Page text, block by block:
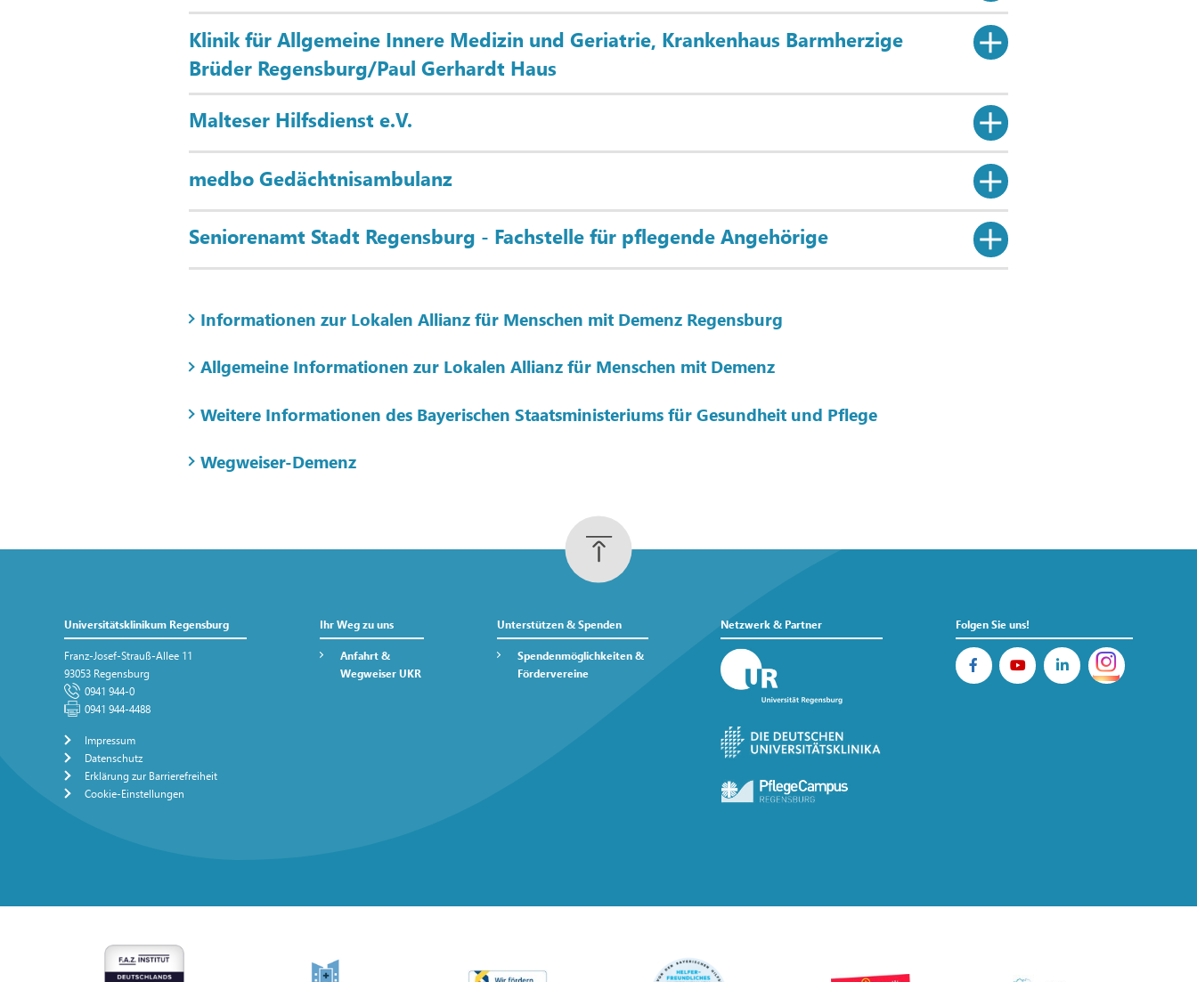
Klinik für Allgemeine Innere Medizin und Geriatrie, Krankenhaus Barmherzige
Brüder Regensburg/Paul Gerhardt Haus
Malteser Hilfsdienst e.V.
medbo Gedächtnisambulanz
Seniorenamt Stadt Regensburg - Fachstelle für pflegende Angehörige
Informationen zur Lokalen Allianz für Menschen mit Demenz Regensburg
Allgemeine Informationen zur Lokalen Allianz für Menschen mit Demenz
Weitere Informationen des Bayerischen Staatsministeriums für Gesundheit und Pflege
Wegweiser-Demenz
Universitätsklinikum Regensburg
Franz-Josef-Strauß-Allee 11
93053 Regensburg
0941 944-0
0941 944-4488
Impressum
Datenschutz
Erklärung zur Barrierefreiheit
Cookie-Einstellungen
Ihr Weg zu uns
Anfahrt &
Wegweiser UKR
Unterstützen & Spenden
Spendenmöglichkeiten &
Fördervereine
Netzwerk & Partner Folgen Sie uns!